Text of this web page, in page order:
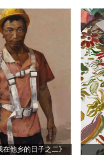
他乡的日子之二》